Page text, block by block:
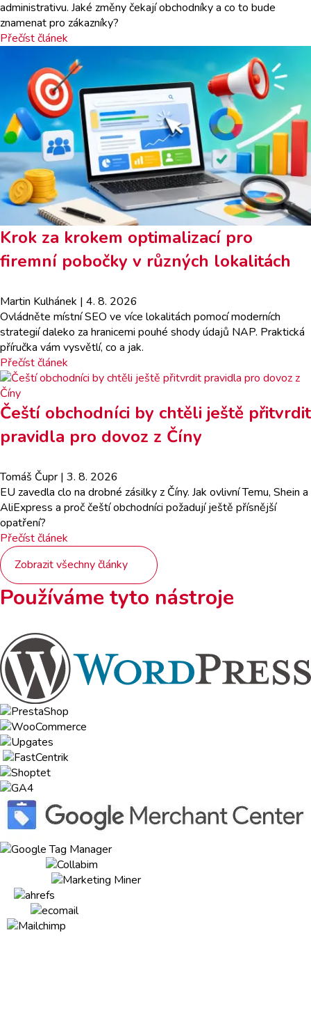
administrativu. Jaké změny čekají obchodníky a co to bude
znamenat pro zákazníky?
Přečíst článek
Krok za krokem optimalizací pro
firemní pobočky v různých lokalitách
Martin Kulhánek | 4. 8. 2026
Ovládněte místní SEO ve více lokalitách pomocí moderních
strategií daleko za hranicemi pouhé shody údajů NAP. Praktická
příručka vám vysvětlí, co a jak.
Přečíst článek
Čeští obchodníci by chtěli ještě přitvrdit
pravidla pro dovoz z Číny
Tomáš Čupr | 3. 8. 2026
EU zavedla clo na drobné zásilky z Číny. Jak ovlivní Temu, Shein a
AliExpress a proč čeští obchodníci požadují ještě přísnější
opatření?
Přečíst článek
Zobrazit všechny články
Používáme tyto nástroje